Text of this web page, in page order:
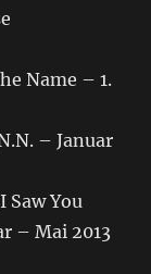
Name – 1.
– Januar
Saw You
– Mai 2013